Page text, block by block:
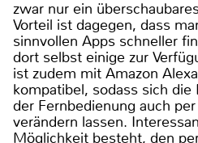
zwar nur ein
Vorteil ist dagegen, dass
sinnvollen Apps schneller
dort selbst einige zur
ist zudem mit Amazon
kompatibel, sodass sich
der Fernbedienung auch
verändern lassen.
Möglichkeit besteht, den